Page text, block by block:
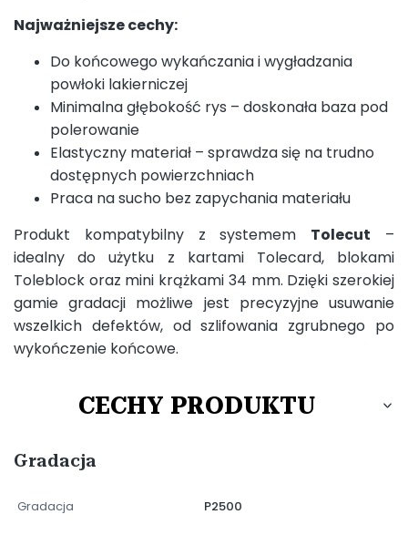
Najważniejsze cechy:
Do końcowego wykańczania i wygładzania
powłoki lakierniczej
Minimalna głębokość rys – doskonała baza pod
polerowanie
Elastyczny materiał – sprawdza się na trudno
dostępnych powierzchniach
Praca na sucho bez zapychania materiału
Produkt kompatybilny z systemem Tolecut –
idealny do użytku z kartami Tolecard, blokami
Toleblock oraz mini krążkami 34 mm. Dzięki szerokiej
gamie gradacji możliwe jest precyzyjne usuwanie
wszelkich defektów, od szlifowania zgrubnego po
wykończenie końcowe.
CECHY PRODUKTU
Gradacja
Gradacja P2500